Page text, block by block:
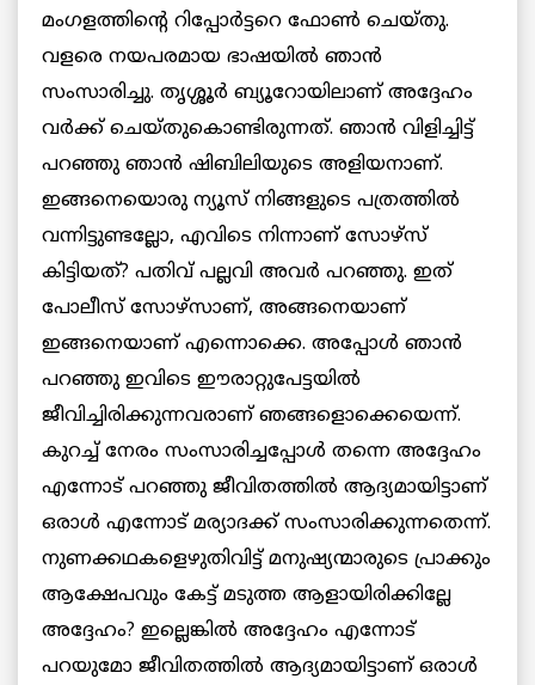
മംഗളത്തിന്റെ റിപ്പോർട്ടറെ ഫോൺ ചെയ്തു.
വളരെ നയപരമായ ഭാഷയിൽ ഞാൻ
സംസാരിച്ചു. തൃശ്ശൂർ ബ്യൂറോയിലാണ് അദ്ദേഹം
വർക്ക് ചെയ്തുകൊണ്ടിരുന്നത്. ഞാൻ വിളിച്ചിട്ട്
പറഞ്ഞു ഞാൻ ഷിബിലിയുടെ അളിയനാണ്.
ഇങ്ങനെയൊരു ന്യൂസ് നിങ്ങളുടെ പത്രത്തിൽ
വന്നിട്ടുണ്ടല്ലോ, എവിടെ നിന്നാണ് സോഴ്‌സ്
കിട്ടിയത്? പതിവ് പല്ലവി അവർ പറഞ്ഞു. ഇത്
പോലീസ് സോഴ്‌സാണ്, അങ്ങനെയാണ്
ഇങ്ങനെയാണ് എന്നൊക്കെ. അപ്പോൾ ഞാൻ
പറഞ്ഞു ഇവിടെ ഈരാറ്റുപേട്ടയിൽ
ജീവിച്ചിരിക്കുന്നവരാണ് ഞങ്ങളൊക്കെയെന്ന്.
കുറച്ച് നേരം സംസാരിച്ചപ്പോൾ തന്നെ അദ്ദേഹം
എന്നോട് പറഞ്ഞു ജീവിതത്തിൽ ആദ്യമായിട്ടാണ്
ഒരാൾ എന്നോട് മര്യാദക്ക് സംസാരിക്കുന്നതെന്ന്.
നുണക്കഥകളെഴുതിവിട്ട് മനുഷ്യന്മാരുടെ പ്രാക്കും
ആക്ഷേപവും കേട്ട് മടുത്ത ആളായിരിക്കില്ലേ
അദ്ദേഹം? ഇല്ലെങ്കിൽ അദ്ദേഹം എന്നോട്
പറയുമോ ജീവിതത്തിൽ ആദ്യമായിട്ടാണ് ഒരാൾ